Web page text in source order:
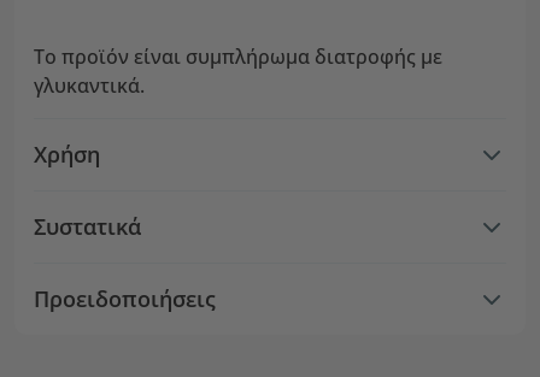
Το προϊόν είναι συμπλήρωμα διατροφής με
γλυκαντικά.
Χρήση
Συστατικά
Προειδοποιήσεις